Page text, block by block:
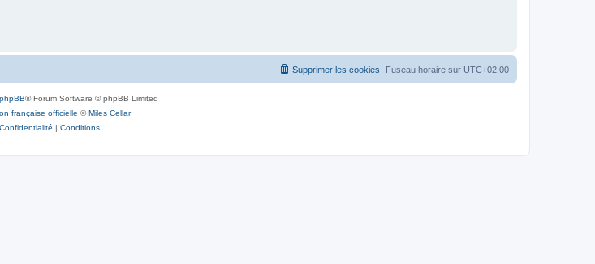
Fuseau horaire sur UTC+02:00
Supprimer les cookies
phpBB® Forum Software © phpBB Limited
française officielle ©Miles Cellar
Confidentialité | Conditions